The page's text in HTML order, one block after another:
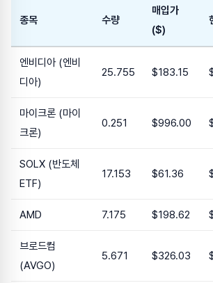
종목 수량
매입가
($)
엔비디아 (엔비
디아)
25.755 $183.15
마이크론 (마이
크론)
0.251 $996.00
SOLX (반도체
ETF)
17.153 $61.36
AMD 7.175 $198.62
브로드컴
(AVGO)
5.671 $326.03